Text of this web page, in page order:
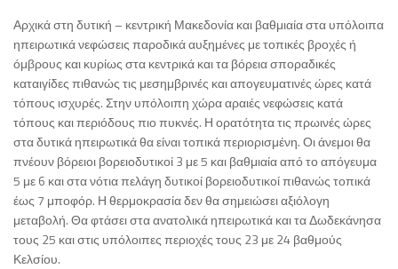
Αρχικά στη δυτική – κεντρική Μακεδονία και βαθμιαία στα υπόλοιπα
ηπειρωτικά νεφώσεις παροδικά αυξημένες με τοπικές βροχές ή
όμβρους και κυρίως στα κεντρικά και τα βόρεια σποραδικές
καταιγίδες πιθανώς τις μεσημβρινές και απογευματινές ώρες κατά
τόπους ισχυρές. Στην υπόλοιπη χώρα αραιές νεφώσεις κατά
τόπους και περιόδους πιο πυκνές. Η ορατότητα τις πρωινές ώρες
στα δυτικά ηπειρωτικά θα είναι τοπικά περιορισμένη. Οι άνεμοι θα
πνέουν βόρειοι βορειοδυτικοί 3 με 5 και βαθμιαία από το απόγευμα
5 με 6 και στα νότια πελάγη δυτικοί βορειοδυτικοί πιθανώς τοπικά
έως 7 μποφόρ. Η θερμοκρασία δεν θα σημειώσει αξιόλογη
μεταβολή. Θα φτάσει στα ανατολικά ηπειρωτικά και τα Δωδεκάνησα
τους 25 και στις υπόλοιπες περιοχές τους 23 με 24 βαθμούς
Κελσίου.